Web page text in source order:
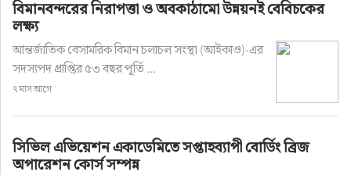
বিমানবন্দরের নিরাপত্তা ও অবকাঠামো উন্নয়নই বেবিচকের
লক্ষ্য
আন্তর্জাতিক বেসামরিক বিমান চলাচল সংস্থা (আইকাও)-এর
সদস্যপদ প্রাপ্তির ৫৩ বছর পূর্তি ...
৭ মাস আগে
সিভিল এভিয়েশন একাডেমিতে সপ্তাহব্যাপী বোর্ডিং ব্রিজ
অপারেশন কোর্স সম্পন্ন